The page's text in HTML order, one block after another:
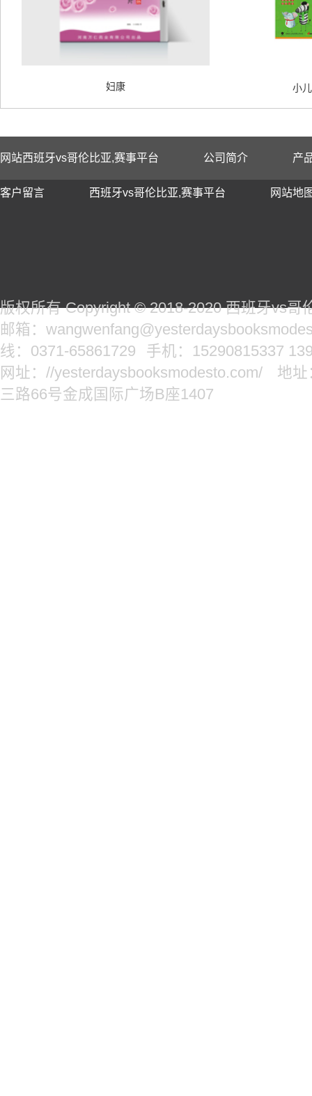
妇康 小
网站西班牙vs哥伦比亚,赛事平台 公司简介 产
客户留言 西班牙vs哥伦比亚,赛事平台 网站地
版权所有 Copyright © 2018-2020 西班牙vs哥
邮箱：
线：0371-65861729
手机：15290815337
网址：//yesterdaysbooksmodesto.com/
地址
三路66号金成国际广场B座1407